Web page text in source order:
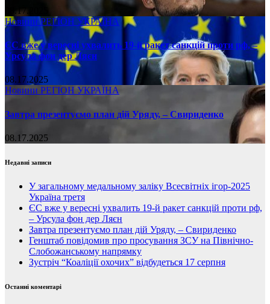
08.17.2025
НовиниРЕГІОН УКРАЇНА
ЄС вже у вересні ухвалить 19-й ракет санкцій проти рф, –
Урсула фон дер Ляєн
08.17.2025
Новини РЕГІОН УКРАЇНА
Завтра презентуємо план дій Уряду, – Свириденко
08.17.2025
Недавні записи
У загальному медальному заліку Всесвітніх ігор-2025
Україна третя
ЄС вже у вересні ухвалить 19-й ракет санкцій проти рф,
– Урсула фон дер Ляєн
Завтра презентуємо план дій Уряду, – Свириденко
Генштаб повідомив про просування ЗСУ на Північно-
Слобожанському напрямку
Зустріч “Коаліції охочих” відбудеться 17 серпня
Останні коментарі